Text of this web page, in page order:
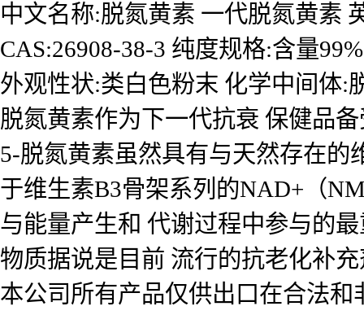
中文名称:脱氮黄素 一代脱氮黄素
CAS:26908-38-3 纯度规格:含量99%
外观性状:类白色粉末 化学中间体:
脱氮黄素作为下一代抗衰 保健品
5-脱氮黄素虽然具有与天然存在的
于维生素B3骨架系列的NAD+（
与能量产生和 代谢过程中参与的
物质据说是目前 流行的抗老化补
本公司所有产品仅供出口在合法